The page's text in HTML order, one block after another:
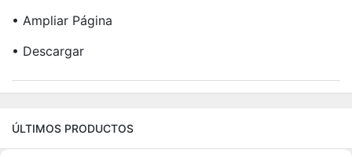
• Ampliar Página
• Descargar
ÚLTIMOS PRODUCTOS